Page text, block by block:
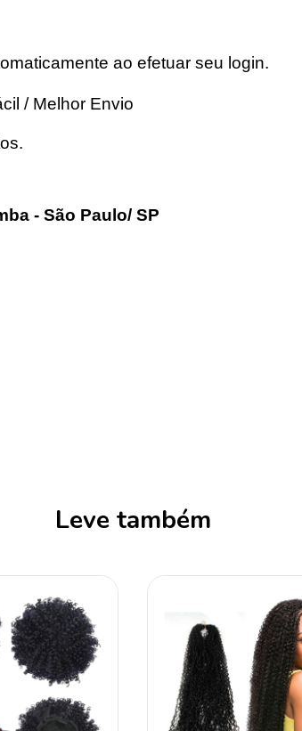
ao efetuar seu login.
/ Melhor Envio
- São Paulo/ SP
Leve também